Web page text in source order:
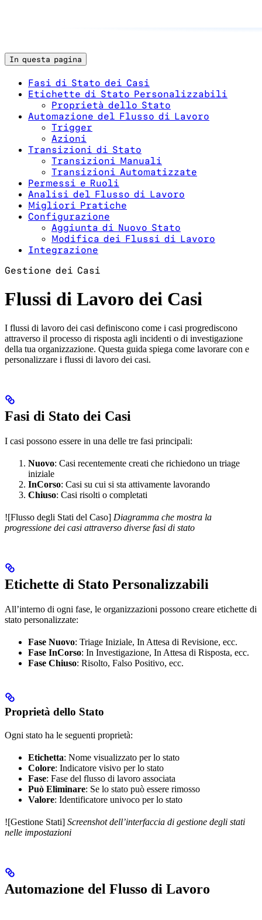
In questa pagina
Fasi di Stato dei Casi
Etichette di Stato Personalizzabili
Proprietà dello Stato
Automazione del Flusso di Lavoro
Trigger
Azioni
Transizioni di Stato
Transizioni Manuali
Transizioni Automatizzate
Permessi e Ruoli
Analisi del Flusso di Lavoro
Migliori Pratiche
Configurazione
Aggiunta di Nuovo Stato
Modifica dei Flussi di Lavoro
Integrazione
Gestione dei Casi
Flussi di Lavoro dei Casi
I flussi di lavoro dei casi definiscono come i casi progrediscono
attraverso il processo di risposta agli incidenti o di investigazione
della tua organizzazione. Questa guida spiega come lavorare con e
personalizzare i flussi di lavoro dei casi.
Fasi di Stato dei Casi
I casi possono essere in una delle tre fasi principali:
Nuovo: Casi recentemente creati che richiedono un triage
iniziale
InCorso: Casi su cui si sta attivamente lavorando
Chiuso: Casi risolti o completati
![Flusso degli Stati del Caso] Diagramma che mostra la
progressione dei casi attraverso diverse fasi di stato
Etichette di Stato Personalizzabili
All’interno di ogni fase, le organizzazioni possono creare etichette di
stato personalizzate:
Fase Nuovo: Triage Iniziale, In Attesa di Revisione, ecc.
Fase InCorso: In Investigazione, In Attesa di Risposta, ecc.
Fase Chiuso: Risolto, Falso Positivo, ecc.
Proprietà dello Stato
Ogni stato ha le seguenti proprietà:
Etichetta: Nome visualizzato per lo stato
Colore: Indicatore visivo per lo stato
Fase: Fase del flusso di lavoro associata
Può Eliminare: Se lo stato può essere rimosso
Valore: Identificatore univoco per lo stato
![Gestione Stati] Screenshot dell’interfaccia di gestione degli stati
nelle impostazioni
Automazione del Flusso di Lavoro